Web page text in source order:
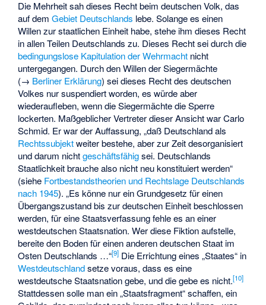
Die Mehrheit sah dieses Recht beim deutschen Volk, das
auf demGebiet Deutschlands lebe. Solange es einen
Willen zur staatlichen Einheit habe, stehe ihm dieses Recht
in allen Teilen Deutschlands zu. Dieses Recht sei durch die
bedingungslose Kapitulation der Wehrmacht nicht
untergegangen. Durch den Willen der Siegermächte
(→ Berliner Erklärung) sei dieses Recht des deutschen
Volkes nur suspendiert worden, es würde aber
wiederaufleben, wenn die Siegermächte die Sperre
lockerten. Maßgeblicher Vertreter dieser Ansicht war Carlo
Schmid. Er war der Auffassung, „daß Deutschland als
Rechtssubjektweiter bestehe, aber zur Zeit desorganisiert
und darum nichtgeschäftsfähigsei. Deutschlands
Staatlichkeit brauche also nicht neu konstituiert werden“
(siehe Fortbestandstheorien und Rechtslage Deutschlands
nach 1945). „Es könne nur ein Grundgesetz für einen
Übergangszustand bis zur deutschen Einheit beschlossen
werden, für eine Staatsverfassung fehle es an einer
westdeutschen Staatsnation. Wer diese Fiktion aufstelle,
bereite den Boden für einen anderen deutschen Staat im
Osten Deutschlands …“[9] Die Errichtung eines „Staates“ in
Westdeutschlandsetze voraus, dass es eine
westdeutsche Staatsnation gebe, und die gebe es nicht.[10]
Stattdessen solle man ein „Staatsfragment“ schaffen, ein